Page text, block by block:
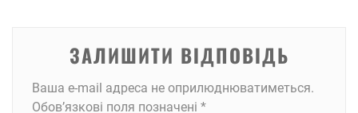
ЗАЛИШИТИ ВІДПОВІДЬ
Ваша e-mail адреса не оприлюднюватиметься.
Обов’язкові поля позначені *